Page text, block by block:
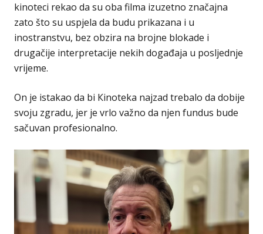
kinoteci rekao da su oba filma izuzetno značajna
zato što su uspjela da budu prikazana i u
inostranstvu, bez obzira na brojne blokade i
drugačije interpretacije nekih događaja u posljednje
vrijeme.
On je istakao da bi Кinoteka najzad trebalo da dobije
svoju zgradu, jer je vrlo važno da njen fundus bude
sačuvan profesionalno.